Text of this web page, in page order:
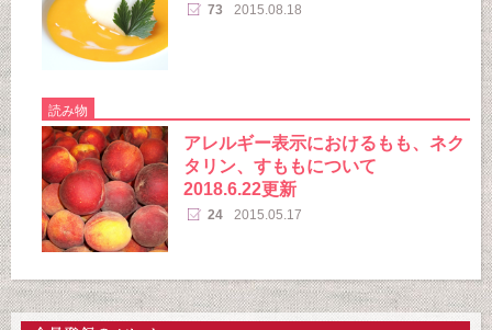
73 2015.08.18
読み物
アレルギー表示におけるもも、ネク
タリン、すももについて
2018.6.22更新
24 2015.05.17